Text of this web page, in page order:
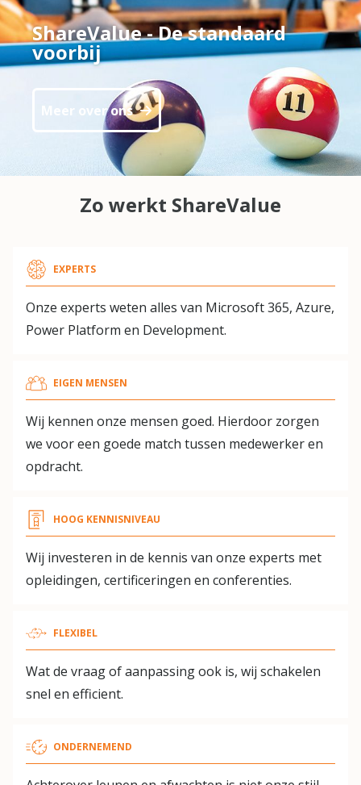
ShareValue - De standaard
voorbij
Meer over ons
Zo werkt ShareValue
EXPERTS
Onze experts weten alles van Microsoft 365, Azure,
Power Platform en Development.
EIGEN MENSEN
Wij kennen onze mensen goed. Hierdoor zorgen
we voor een goede match tussen medewerker en
opdracht.
HOOG KENNISNIVEAU
Wij investeren in de kennis van onze experts met
opleidingen, certificeringen en conferenties.
FLEXIBEL
Wat de vraag of aanpassing ook is, wij schakelen
snel en efficient.
ONDERNEMEND